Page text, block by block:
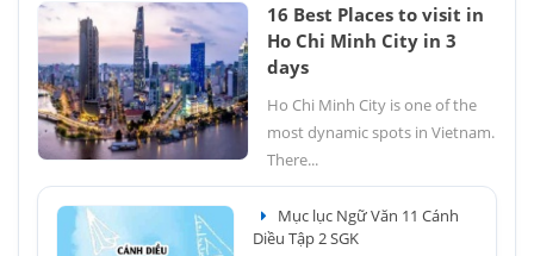
16 Best Places to visit in
Ho Chi Minh City in 3
days
Ho Chi Minh City is one of the
most dynamic spots in Vietnam.
There...
Mục lục Ngữ Văn 11 Cánh
Diều Tập 2 SGK